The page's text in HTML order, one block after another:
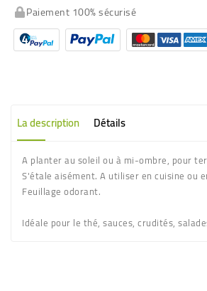
Paiement 100% sécurisé
La description Détails
A planter au soleil ou à mi-ombre, pour
S'étale aisément. A utiliser en cuisine ou
Feuillage odorant.
Idéale pour le thé, sauces, crudités,